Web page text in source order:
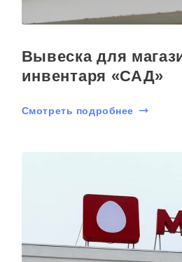
Вывеска для
инвентаря «САД»
Смотреть подробнее